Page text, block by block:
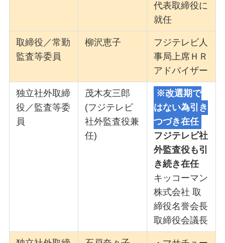
代表取締役に
就任
取締役／常勤
監査等委員
柳沢恵子
フジテレビ人
事局上席ＨＲ
アドバイザー
独立社外取締
役／監査等委
員
茂木友三郎
(フジテレビ
社外監査役兼
任)
※改選期で
はない為引き
つづき在任
フジテレビ社
外監査役も引
き続き在任
キッコーマン
株式会社 取
締役名誉会長
取締役会議長